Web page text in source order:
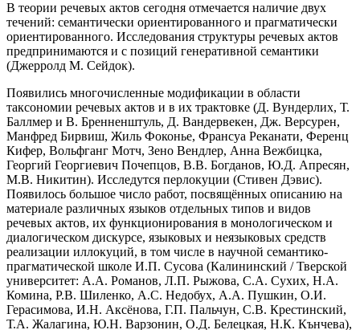
В теории речевых актов сегодня отмечается наличие двух
течений: семантически ориентированного и прагматически
ориентированного. Исследования структуры речевых актов
предпринимаются и с позиций генеративной семантики
(Джерролд М. Сейдок).
Появились многочисленные модификации в области
таксономии речевых актов и в их трактовке (Д. Вундерлих, Т.
Баллмер и В. Бренненштуль, Д. Вандервекен, Дж. Версурен,
Манфред Бирвиш, Жиль Фоконье, Франсуа Реканати, Ференц
Кифер, Вольфганг Мотч, Зено Вендлер, Анна Вежбицка,
Георгий Георгиевич Почепцов, В.В. Богданов, Ю.Д. Апресян,
М.В. Никитин). Исследутся перлокуции (Стивен Дэвис).
Появилось большое число работ, посвящённых описанию на
материале различных языков отдельных типов и видов
речевых актов, их функционирования в монологическом и
диалогическом дискурсе, языковых и неязыковых средств
реализации иллокуций, в том числе в научной семантико-
прагматической школе И.П. Сусова (Калининский / Тверской
университет: А.А. Романов, Л.П. Рыжова, С.А. Сухих, Н.А.
Комина, Р.В. Шиленко, А.С. Недобух, А.А. Пушкин, О.И.
Герасимова, И.Н. Аксёнова, Г.П. Пальчун, С.В. Крестинский,
Т.А. Жалагина, Ю.Н. Варзонин, О.Д. Белецкая, Н.К. Кънчева),